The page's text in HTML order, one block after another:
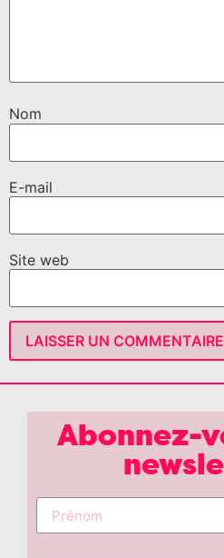
Nom
E-mail
Site web
Abonnez-